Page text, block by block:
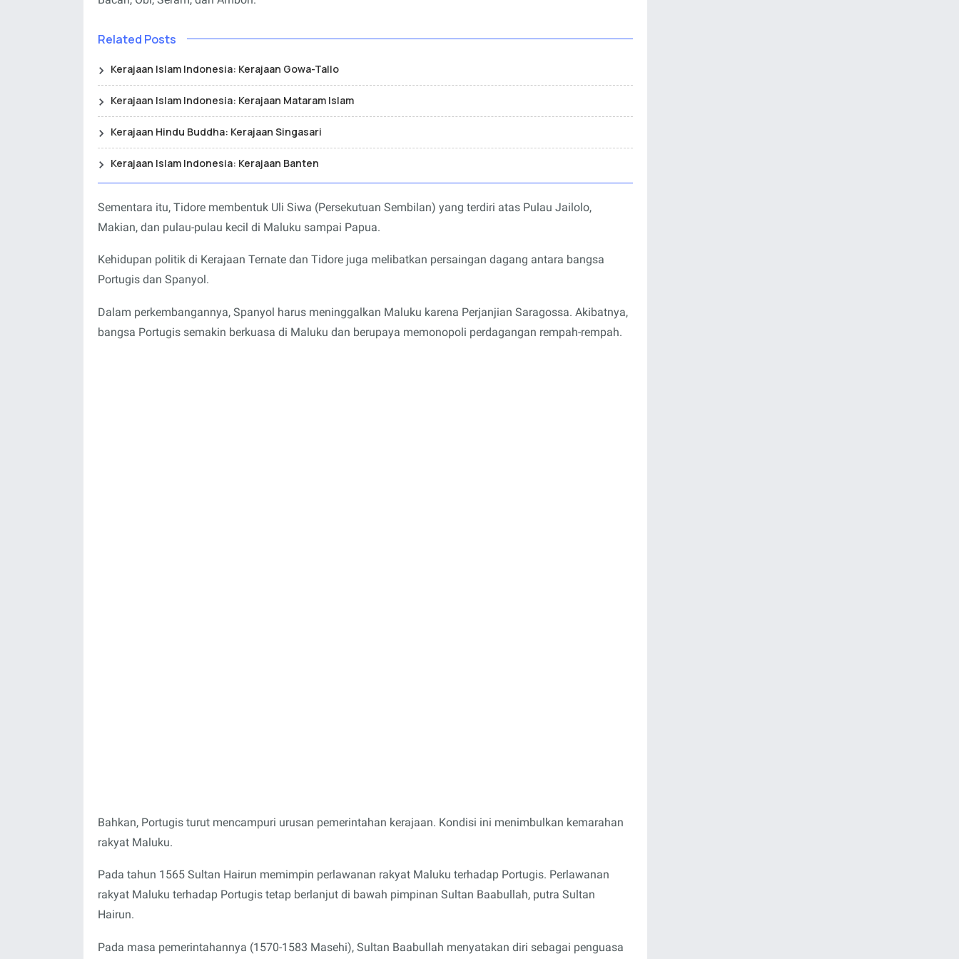
Related Posts
Kerajaan Islam Indonesia: Kerajaan Gowa-Tallo
Kerajaan Islam Indonesia: Kerajaan Mataram Islam
Kerajaan Hindu Buddha: Kerajaan Singasari
Kerajaan Islam Indonesia: Kerajaan Banten
Sementara itu, Tidore membentuk Uli Siwa (Persekutuan Sembilan) yang terdiri atas Pulau Jailolo,
Makian, dan pulau-pulau kecil di Maluku sampai Papua.
Kehidupan politik di Kerajaan Ternate dan Tidore juga melibatkan persaingan dagang antara bangsa
Portugis dan Spanyol.
Dalam perkembangannya, Spanyol harus meninggalkan Maluku karena Perjanjian Saragossa. Akibatnya,
bangsa Portugis semakin berkuasa di Maluku dan berupaya memonopoli perdagangan rempah-rempah.
Bahkan, Portugis turut mencampuri urusan pemerintahan kerajaan. Kondisi ini menimbulkan kemarahan
rakyat Maluku.
Pada tahun 1565 Sultan Hairun memimpin perlawanan rakyat Maluku terhadap Portugis. Perlawanan
rakyat Maluku terhadap Portugis tetap berlanjut di bawah pimpinan Sultan Baabullah, putra Sultan
Hairun.
Pada masa pemerintahannya (1570-1583 Masehi), Sultan Baabullah menyatakan diri sebagai penguasa